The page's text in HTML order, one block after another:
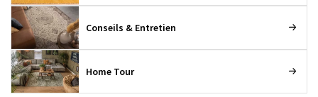
Conseils & Entretien
Home Tour